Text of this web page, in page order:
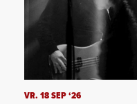
VR. 18 SEP ‘26